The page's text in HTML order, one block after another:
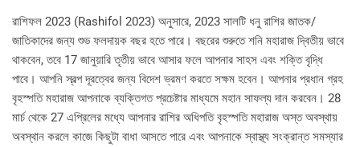
রাশিফল ​​2023 (Rashifol 2023) অনুসারে, 2023 সালটি ধনু রাশির জাতক/
জাতিকাদের জন্য শুভ ফলদায়ক বছর হতে পারে। বছরের শুরুতে শনি মহারাজ দ্বিতীয় ভাবে
থাকবেন, তবে 17 জানুয়ারি তৃতীয় ভাবে আসার ফলে আপনার সাহস এবং শক্তি বৃদ্ধি
পাবে। আপনি স্বল্প দূরত্বের জন্য বিদেশ ভ্রমণ করতে সক্ষম হবেন। আপনার প্রধান গ্রহ
বৃহস্পতি মহারাজ আপনাকে ব্যক্তিগত প্রচেষ্টার মাধ্যমে মহান সাফল্য দান করবেন। 28
মার্চ থেকে 27 এপ্রিলের মধ্যে আপনার রাশির অধিপতি বৃহস্পতি মহারাজ অস্ত অবস্থায়
অবস্থান করলে কাজে কিছুটা বাধা আসতে পারে এবং আপনাকে স্বাস্থ্য সংক্রান্ত সমস্যার